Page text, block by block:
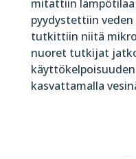
mitattiin lämpötilaa
pyydystettiin
tutkittiin niitä
nuoret tutkijat
kasvattamalla